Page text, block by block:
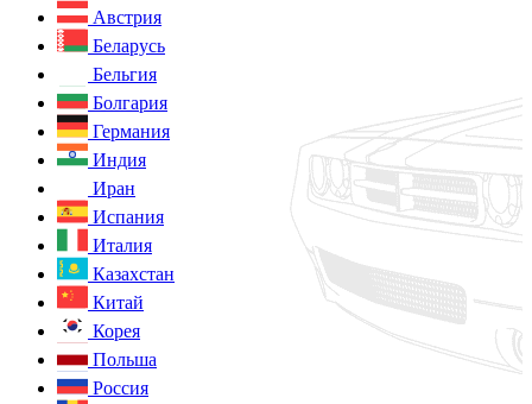
Австрия
Беларусь
Бельгия
Болгария
Германия
Индия
Иран
Испания
Италия
Казахстан
Китай
Корея
Польша
Россия